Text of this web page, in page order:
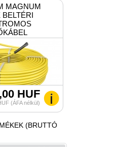
MAGNUM
BELTÉRI
HUF
(ÁFA nélkül)
(BRUTTÓ